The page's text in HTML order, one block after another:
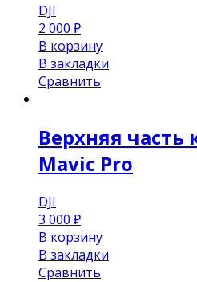
DJI
2 000 ₽
В корзину
В закладки
Сравнить
Верхняя часть
Mavic Pro
DJI
3 000 ₽
В корзину
В закладки
Сравнить